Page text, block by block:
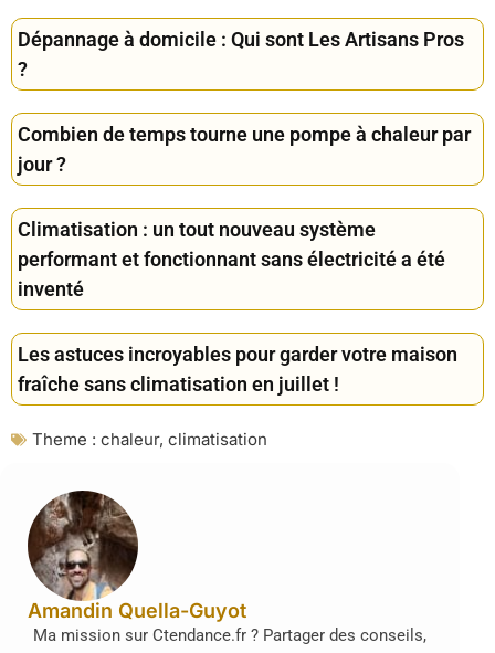
Dépannage à domicile : Qui sont Les Artisans Pros
?
Combien de temps tourne une pompe à chaleur par
jour ?
Climatisation : un tout nouveau système
performant et fonctionnant sans électricité a été
inventé
Les astuces incroyables pour garder votre maison
fraîche sans climatisation en juillet !
Theme : chaleur, climatisation
Amandin Quella-Guyot
Ma mission sur Ctendance.fr ? Partager des conseils,